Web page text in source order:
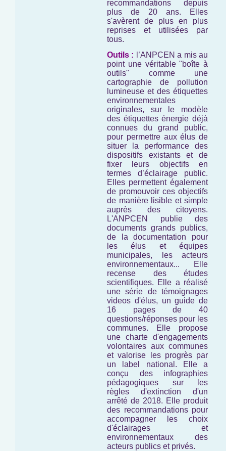
recommandations depuis
plus de 20 ans. Elles
s'avèrent de plus en plus
reprises et utilisées par
tous.
Outils :
l’ANPCEN a mis au
point une véritable "boîte à
outils" comme une
cartographie de pollution
lumineuse et des étiquettes
environnementales
originales, sur le modèle
des étiquettes énergie déjà
connues du grand public,
pour permettre aux élus de
situer la performance des
dispositifs existants et de
fixer leurs objectifs en
termes d’éclairage public.
Elles permettent également
de promouvoir ces objectifs
de manière lisible et simple
auprès des citoyens.
L'ANPCEN publie des
documents grands publics,
de la documentation pour
les élus et équipes
municipales, les acteurs
environnementaux... Elle
recense des études
scientifiques. Elle a réalisé
une série de témoignages
videos d'élus, un guide de
16 pages de 40
questions/réponses pour les
communes. Elle propose
une charte d'engagements
volontaires aux communes
et valorise les progrès par
un label national. Elle a
conçu des infographies
pédagogiques sur les
règles d'extinction d'un
arrêté de 2018. Elle produit
des recommandations pour
accompagner les choix
d'éclairages et
environnementaux des
acteurs publics et privés.